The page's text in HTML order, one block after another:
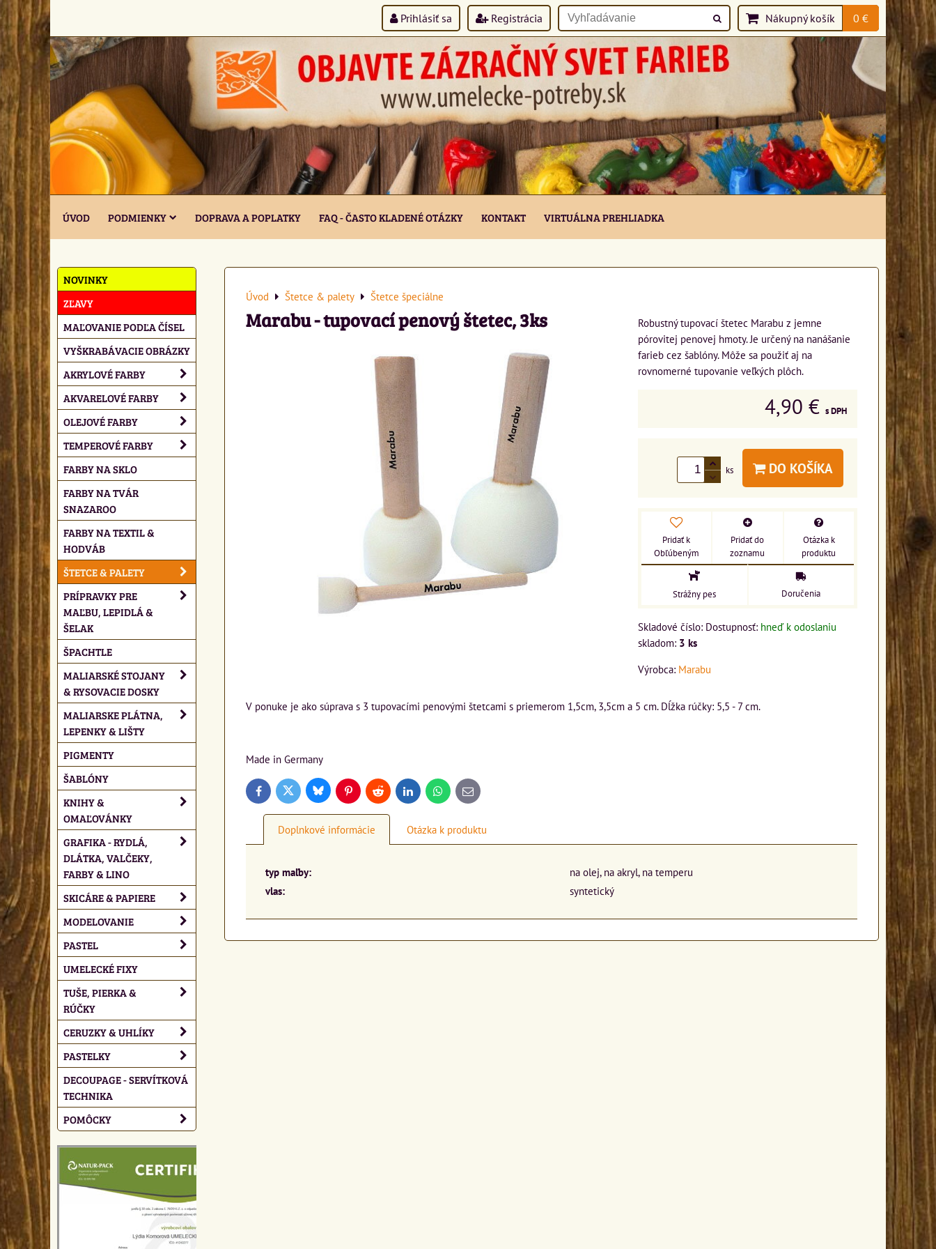
Prihlásiť sa Registrácia Nákupný košík 0 €
ÚVOD PODMIENKY DOPRAVA A POPLATKY FAQ - ČASTO KLADENÉ OTÁZKY KONTAKT VIRTUÁLNA PREHLIADKA
Úvod Štetce & palety Štetce špeciálne
Marabu - tupovací penový štetec, 3ks
Robustný tupovací štetec Marabu z jemne
pórovitej penovej hmoty. Je určený na nanášanie
farieb cez šablóny. Môže sa použiť aj na
rovnomerné tupovanie veľkých plôch.
4,90 € s DPH
ks DO KOŠÍKA
Pridať k
Obľúbeným
Pridať do
zoznamu
Otázka k
produktu
Strážny pes Doručenia
Skladové číslo: Dostupnosť: hneď k odoslaniu
skladom: 3 ks
Výrobca: Marabu
V ponuke je ako súprava s 3 tupovacími penovými štetcami s priemerom 1,5cm, 3,5cm a 5 cm. Dĺžka rúčky: 5,5 - 7 cm.
Made in Germany
FacebookTwitter BlueskyPinterestReddit LinkedInWhatsApp
E-
mail
Doplnkové informácie Otázka k produktu
typ maľby:
na olej, na akryl, na temperu
vlas:
syntetický
NOVINKY
ZĽAVY
MAĽOVANIE PODĽA ČÍSEL
VYŠKRABÁVACIE OBRÁZKY
AKRYLOVÉ FARBY
AKVARELOVÉ FARBY
OLEJOVÉ FARBY
TEMPEROVÉ FARBY
FARBY NA SKLO
FARBY NA TVÁR
SNAZAROO
FARBY NA TEXTIL &
HODVÁB
ŠTETCE & PALETY
PRÍPRAVKY PRE
MAĽBU, LEPIDLÁ &
ŠELAK
ŠPACHTLE
MALIARSKÉ STOJANY
& RYSOVACIE DOSKY
MALIARSKE PLÁTNA,
LEPENKY & LIŠTY
PIGMENTY
ŠABLÓNY
KNIHY &
OMAĽOVÁNKY
GRAFIKA - RYDLÁ,
DLÁTKA, VALČEKY,
FARBY & LINO
SKICÁRE & PAPIERE
MODELOVANIE
PASTEL
UMELECKÉ FIXY
TUŠE, PIERKA &
RÚČKY
CERUZKY & UHLÍKY
PASTELKY
DECOUPAGE - SERVÍTKOVÁ
TECHNIKA
POMÔCKY